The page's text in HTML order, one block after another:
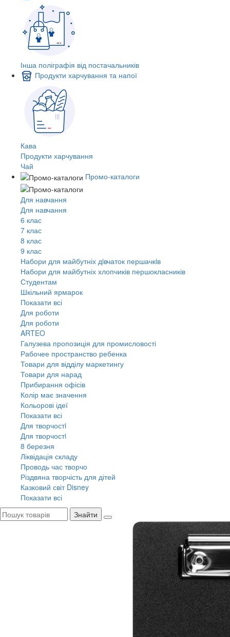
Інша поліграфія від постачальників
Продукти харчування та напої
Кава
Продукти харчування
Чай
Промо-каталоги
Для навчання
Для навчання
6 клас
7 клас
8 клас
9 клас
Набори для майбутніх дiвчаток першачкiв
Набори для майбутніх хлопчиків першокласників
Студентам
Шкільний ярмарок
Показати всі
Для роботи
Для роботи
ARTEO
Галузева пропозиція для промисловості
Рабочее пространство ребенка
Товари для відділу маркетингу
Товари для нарад
Прибирання офісів
Колір має значення
Кольорові ідеї
Показати всі
Для творчостi
Для творчостi
8 березня
Ліквідація складу
Проводь час творчо
Різдвяна творчість для дітей
Казковий світ Disney
Показати всі
Знайти